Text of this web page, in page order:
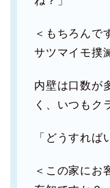
＜もちろんで
サツマイモ撲
内壁は口数が
く、いつもク
「どうすれば
＜この家にお